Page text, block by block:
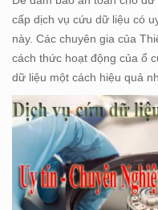
cấp dịch vụ cứu dữ liệu có
này. Các chuyên gia của
cách thức hoạt động của ổ
dữ liệu một cách hiệu quả